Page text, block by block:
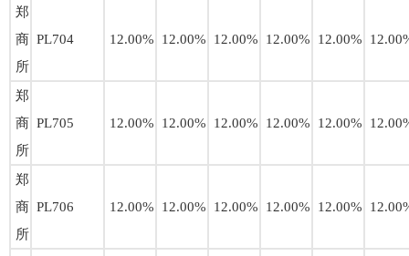
郑
商
所
PL704 12.00% 12.00% 12.00% 12.00% 12.00%
郑
商
所
PL705 12.00% 12.00% 12.00% 12.00% 12.00%
郑
商
所
PL706 12.00% 12.00% 12.00% 12.00% 12.00%